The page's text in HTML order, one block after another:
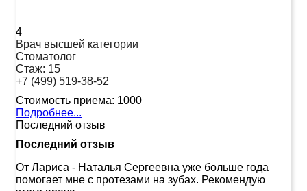
4
Врач высшей категории
Стоматолог
Стаж: 15
+7 (499) 519-38-52
Стоимость приема: 1000
Подробнее...
Последний отзыв
Последний отзыв
От Лариса - Наталья Сергеевна уже больше года
помогает мне с протезами на зубах. Рекомендую